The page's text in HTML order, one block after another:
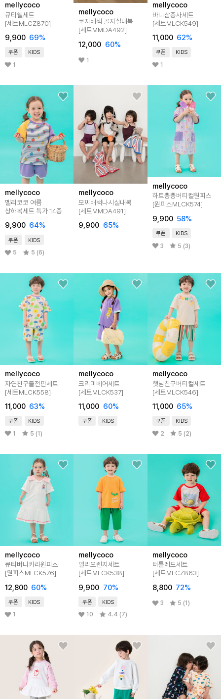
mellycoco
큐티쉘세트
[세트MLCZ870]
9,900 69%
쿠폰 KIDS
1
mellycoco
코지배색 골지실내복
[세트MMDA492]
12,000 60%
1
mellycoco
바니삼총사세트
[세트MLCK549]
11,000 62%
쿠폰 KIDS
1
mellycoco
멜리코코 여름
상하복세트 특가 14종
9,900 64%
쿠폰 KIDS
5 5 (6)
mellycoco
모찌배색나시실내복
[세트MMDA491]
9,900 65%
mellycoco
하트뿅뿅버티컬원피스
[원피스MLCK574]
9,900 58%
쿠폰 KIDS
3 5 (3)
mellycoco
자연친구들전판세트
[세트MLCK558]
11,000 63%
쿠폰 KIDS
1 5 (1)
mellycoco
크리미베어세트
[세트MLCK537]
11,000 60%
쿠폰 KIDS
mellycoco
햇님친구버티컬세트
[세트MLCK546]
11,000 65%
쿠폰 KIDS
2 5 (2)
mellycoco
큐티버니카라원피스
[원피스MLCK576]
12,800 60%
쿠폰 KIDS
1
mellycoco
멜리오렌지세트
[세트MLCK538]
9,900 70%
쿠폰 KIDS
10 4.4 (7)
mellycoco
터틀레드세트
[세트MLCZ863]
8,800 72%
3 5 (1)